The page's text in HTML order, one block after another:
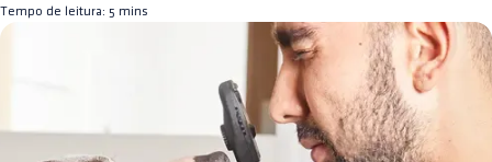
Tempo de leitura: 5 mins